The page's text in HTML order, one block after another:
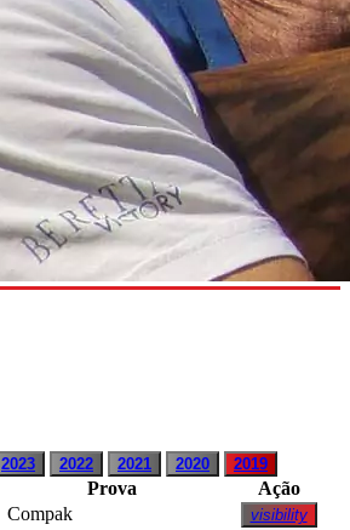
2023 2022 2021 2020 2019
Prova
Ação
Compak visibility